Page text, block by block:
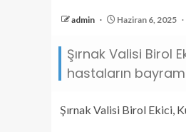
admin Haziran 6, 2025
Şırnak Valisi Birol
hastaların
Şırnak Valisi Birol Ekici,